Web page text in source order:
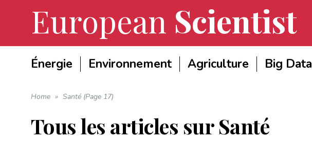
European Scientist
Énergie Environnement Agriculture Big Data
Home » Santé (Page 17)
Tous les articles surSanté